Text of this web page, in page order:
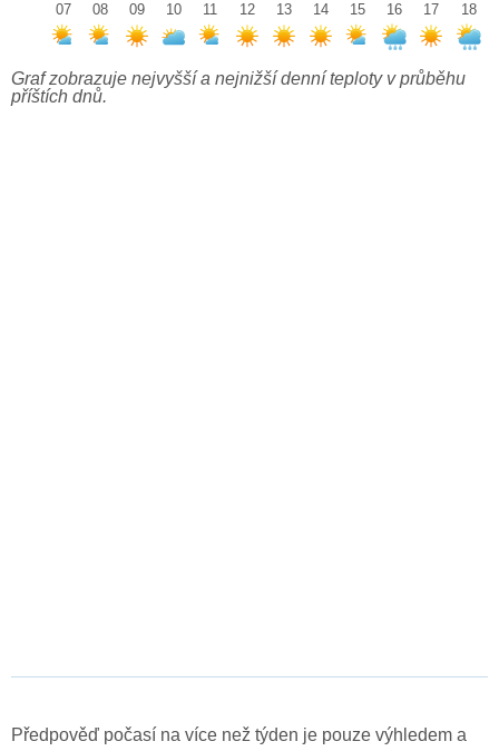
07
08
09
10
11
12
13
14
15
16
17
18
Graf zobrazuje nejvyšší a nejnižší denní teploty v průběhu
příštích dnů.
Předpověď počasí na více než týden je pouze výhledem a